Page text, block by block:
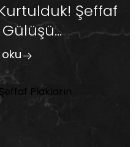
Şeffaf